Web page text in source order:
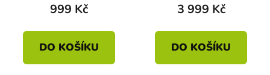
999 Kč
DO KOŠÍKU
3 999 Kč
DO KOŠÍKU